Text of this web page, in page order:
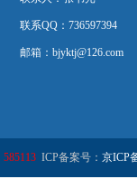
联系QQ：736597394
邮箱：bjyktj@126.com
585113 ICP备案号： 京ICP